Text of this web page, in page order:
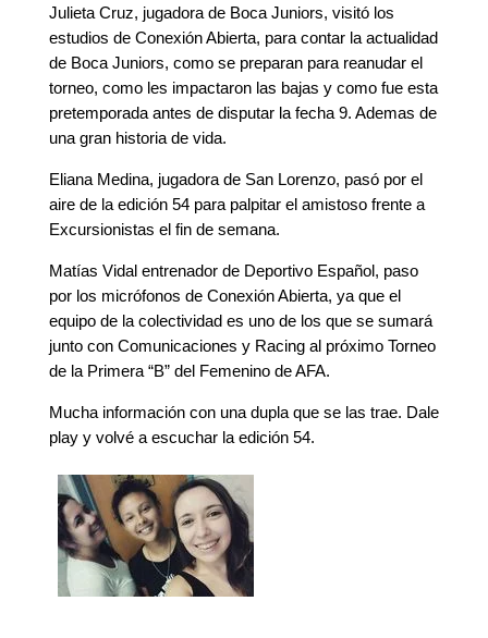
Julieta Cruz, jugadora de Boca Juniors, visitó los
estudios de Conexión Abierta, para contar la actualidad
de Boca Juniors, como se preparan para reanudar el
torneo, como les impactaron las bajas y como fue esta
pretemporada antes de disputar la fecha 9. Ademas de
una gran historia de vida.
Eliana Medina, jugadora de San Lorenzo, pasó por el
aire de la edición 54 para palpitar el amistoso frente a
Excursionistas el fin de semana.
Matías Vidal entrenador de Deportivo Español, paso
por los micrófonos de Conexión Abierta, ya que el
equipo de la colectividad es uno de los que se sumará
junto con Comunicaciones y Racing al próximo Torneo
de la Primera “B” del Femenino de AFA.
Mucha información con una dupla que se las trae. Dale
play y volvé a escuchar la edición 54.